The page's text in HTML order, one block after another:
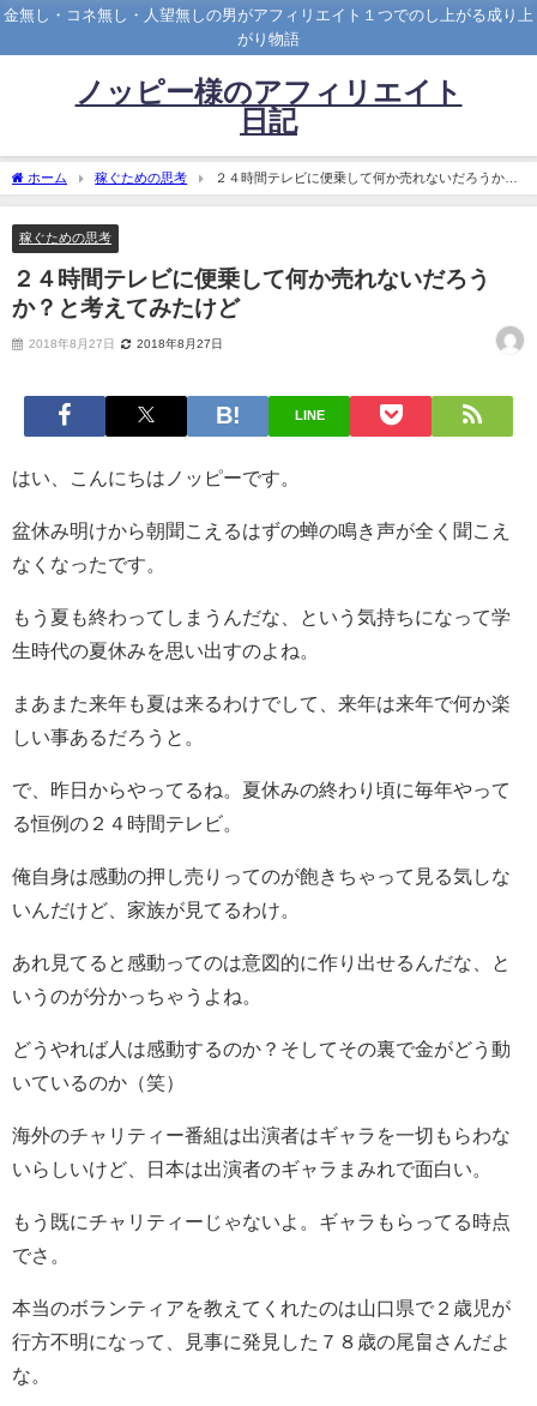
金無し・コネ無し・人望無しの男がアフィリエイト１つでのし上がる成り上
がり物語
ノッピー様のアフィリエイト
日記
ホーム 稼ぐための思考
２４時間テレビに便乗して何か売れないだろうか？
と考えてみたけど
稼ぐための思考
２４時間テレビに便乗して何か売れないだろう
か？と考えてみたけど
2018年8月27日 2018年8月27日
LINE
はい、こんにちはノッピーです。
盆休み明けから朝聞こえるはずの蝉の鳴き声が全く聞こえ
なくなったです。
もう夏も終わってしまうんだな、という気持ちになって学
生時代の夏休みを思い出すのよね。
まあまた来年も夏は来るわけでして、来年は来年で何か楽
しい事あるだろうと。
で、昨日からやってるね。夏休みの終わり頃に毎年やって
る恒例の２４時間テレビ。
俺自身は感動の押し売りってのが飽きちゃって見る気しな
いんだけど、家族が見てるわけ。
あれ見てると感動ってのは意図的に作り出せるんだな、と
いうのが分かっちゃうよね。
どうやれば人は感動するのか？そしてその裏で金がどう動
いているのか（笑）
海外のチャリティー番組は出演者はギャラを一切もらわな
いらしいけど、日本は出演者のギャラまみれで面白い。
もう既にチャリティーじゃないよ。ギャラもらってる時点
でさ。
本当のボランティアを教えてくれたのは山口県で２歳児が
行方不明になって、見事に発見した７８歳の尾畠さんだよ
な。